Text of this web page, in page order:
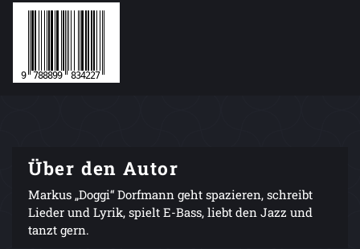
Über den Autor
Markus „Doggi“ Dorfmann geht spazieren, schreibt
Lieder und Lyrik, spielt E-Bass, liebt den Jazz und
tanzt gern.